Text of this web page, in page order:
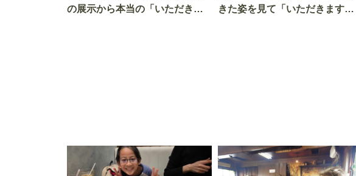
の展示から本当の「いただきま
きた姿を見て「いただきます」